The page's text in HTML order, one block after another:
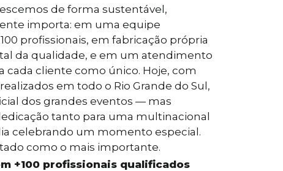
de forma sustentável,
importa: em uma equipe
profissionais, em fabricação própria
da qualidade, e em um atendimento
cada cliente como único. Hoje, com
em todo o Rio Grande do Sul,
dos grandes eventos — mas
tanto para uma multinacional
celebrando um momento especial.
como o mais importante.
+100 profissionais qualificados